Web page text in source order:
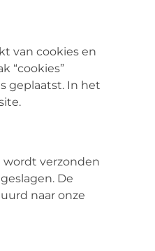
van cookies en
“cookies”
geplaatst. In het
wordt verzonden
De
naar onze